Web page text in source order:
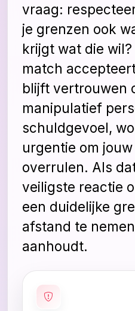
vraag:
je grenzen ook
krijgt wat die
match
blijft vertrouwen
manipulatief
schuldgevoel,
urgentie om
overrulen. Als
veiligste reactie
een duidelijke
afstand te
aanhoudt.